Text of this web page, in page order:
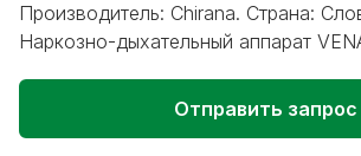
Производитель: Chirana. Страна:
Наркозно-дыхательный аппарат
Отправить запрос